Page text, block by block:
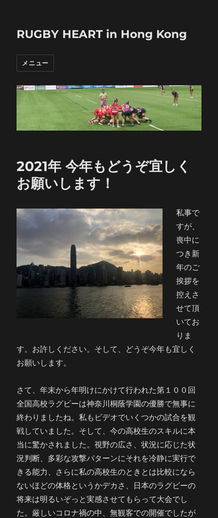
RUGBY HEART in Hong Kong
メニュー
2021年 今年もどうぞ宜しく
お願いします！
私事で
すが、
喪中に
つき新
年のご
挨拶を
控えさ
せて頂
いてお
りま
す。お許しください。そして、どうぞ今年も宜しく
お願いします。
さて、年末から年明けにかけて行われた第１００回
全国高校ラグビーは神奈川桐蔭学園の優勝で無事に
終わりましたね。私もビデオでいくつかの試合を観
戦していました。そして、今の高校生のスキルに本
当に驚かされました。視野の広さ、状況に応じた状
況判断、多彩な攻撃パターンにそれを冷静に実行で
きる能力、さらに私の高校生のときとは比較になら
ないほどの体格というかデカさ、日本のラグビーの
将来は明るいぞっと実感させてもらって大会でし
た。厳しいコロナ禍の中、無観客での開催でしたが